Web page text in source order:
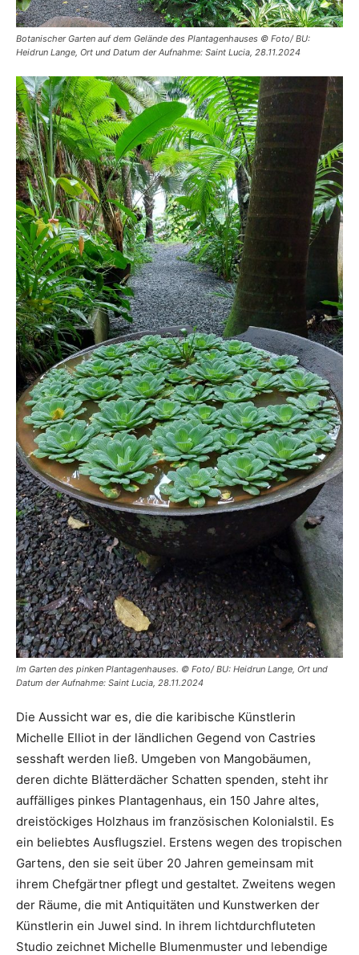
Botanischer Garten auf dem Gelände des Plantagenhauses © Foto/ BU:
Heidrun Lange, Ort und Datum der Aufnahme: Saint Lucia, 28.11.2024
Im Garten des pinken Plantagenhauses. © Foto/ BU: Heidrun Lange, Ort und
Datum der Aufnahme: Saint Lucia, 28.11.2024
Die Aussicht war es, die die karibische Künstlerin
Michelle Elliot in der ländlichen Gegend von Castries
sesshaft werden ließ. Umgeben von Mangobäumen,
deren dichte Blätterdächer Schatten spenden, steht ihr
auffälliges pinkes Plantagenhaus, ein 150 Jahre altes,
dreistöckiges Holzhaus im französischen Kolonialstil. Es
ein beliebtes Ausflugsziel. Erstens wegen des tropischen
Gartens, den sie seit über 20 Jahren gemeinsam mit
ihrem Chefgärtner pflegt und gestaltet. Zweitens wegen
der Räume, die mit Antiquitäten und Kunstwerken der
Künstlerin ein Juwel sind. In ihrem lichtdurchfluteten
Studio zeichnet Michelle Blumenmuster und lebendige